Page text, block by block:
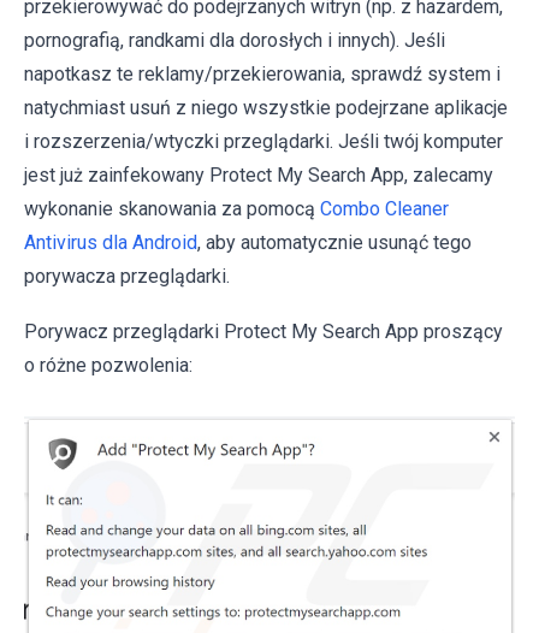
przekierowywać do podejrzanych witryn (np. z hazardem,
pornografią, randkami dla dorosłych i innych). Jeśli
napotkasz te reklamy/przekierowania, sprawdź system i
natychmiast usuń z niego wszystkie podejrzane aplikacje
i rozszerzenia/wtyczki przeglądarki. Jeśli twój komputer
jest już zainfekowany Protect My Search App, zalecamy
wykonanie skanowania za pomocą Combo Cleaner
Antivirus dla Android, aby automatycznie usunąć tego
porywacza przeglądarki.
Porywacz przeglądarki Protect My Search App proszący
o różne pozwolenia: